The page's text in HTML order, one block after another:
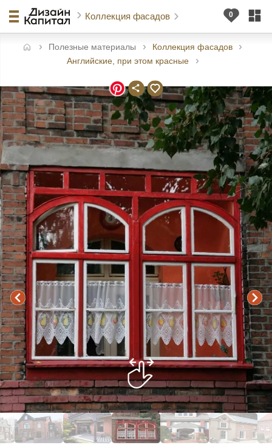
Коллекция фасадов
Полезные материалы
Коллекция фасадов
Английские, при этом красные